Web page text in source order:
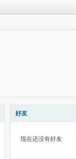
好友
现在还没有好友